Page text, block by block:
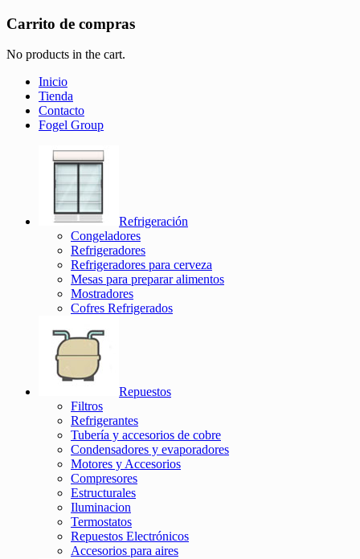
Carrito de compras
No products in the cart.
Inicio
Tienda
Contacto
Fogel Group
Refrigeración
Congeladores
Refrigeradores
Refrigeradores para cerveza
Mesas para preparar alimentos
Mostradores
Cofres Refrigerados
Repuestos
Filtros
Refrigerantes
Tubería y accesorios de cobre
Condensadores y evaporadores
Motores y Accesorios
Compresores
Estructurales
Iluminacion
Termostatos
Repuestos Electrónicos
Accesorios para aires